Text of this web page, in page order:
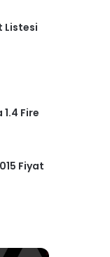
Listesi
Fire
Fiyat